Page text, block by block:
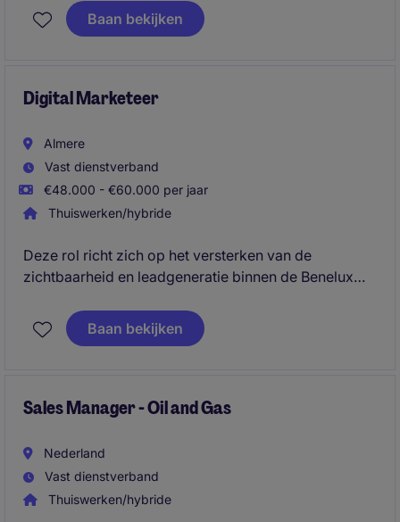
het opbouwen van sterke klantrelaties in de
industriële markt. Je stuurt het volledige salesproces
Baan bekijken
Digital Marketeer
Almere
Vast dienstverband
€48.000 - €60.000 per jaar
Thuiswerken/hybride
Deze rol richt zich op het versterken van de
zichtbaarheid en leadgeneratie binnen de Benelux
samenwerking met sales, dealers en internationale
teams. Je combineert strategie en uitvoering, van
Baan bekijken
Sales Manager - Oil and Gas
Nederland
Vast dienstverband
Thuiswerken/hybride